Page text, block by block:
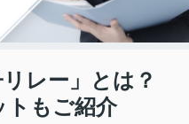
レー」とは？
トもご紹介